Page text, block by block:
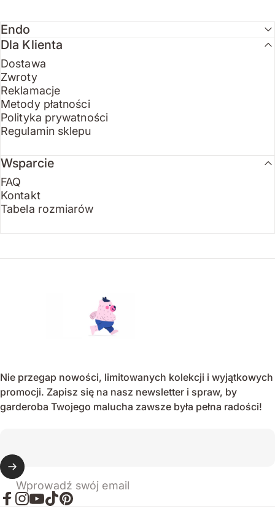
Endo
Dla Klienta
Dostawa
Zwroty
Reklamacje
Metody płatności
Polityka prywatności
Regulamin sklepu
Wsparcie
FAQ
Kontakt
Tabela rozmiarów
Nie przegap nowości, limitowanych kolekcji i wyjątkowych
promocji. Zapisz się na nasz newsletter i spraw, by
garderoba Twojego malucha zawsze była pełna radości!
Wprowadź swój email